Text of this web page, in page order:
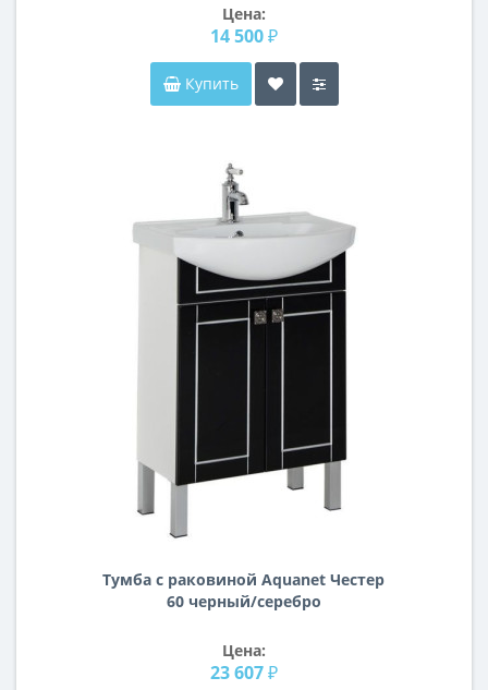
Цена:
14 500 ₽
Купить
Тумба с раковиной Aquanet Честер
60 черный/серебро
Цена:
23 607 ₽